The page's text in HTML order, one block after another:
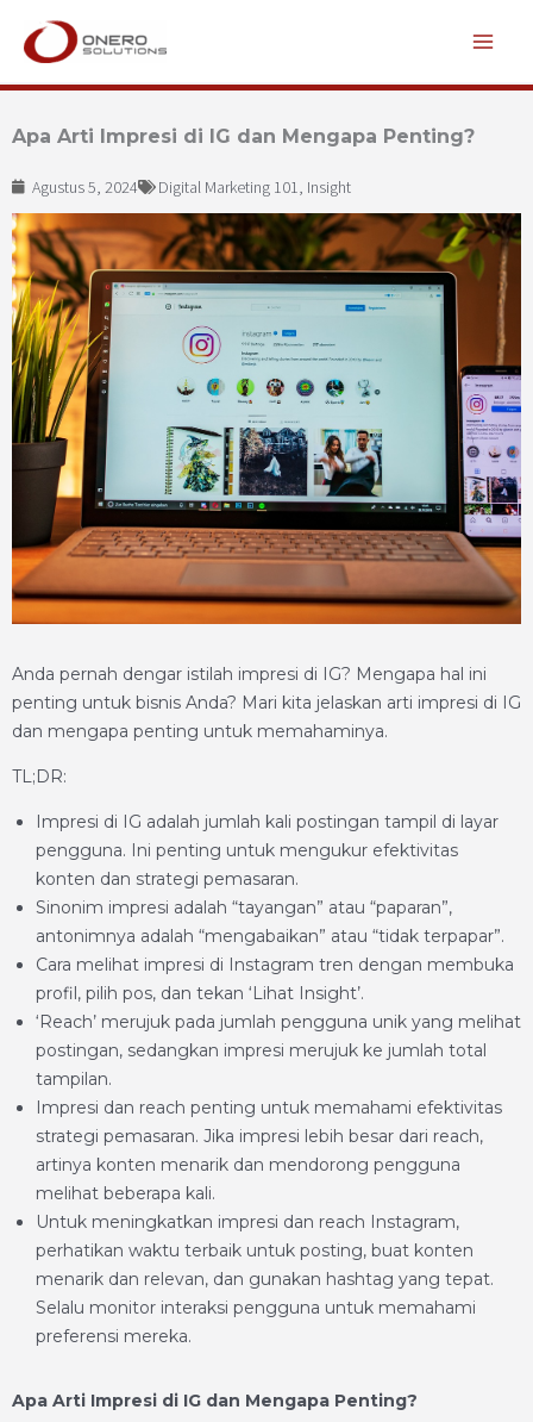
Lewati
Apa Arti Impresi di IG dan Mengapa Penting?
Agustus 5, 2024 Digital Marketing 101, Insight
Anda pernah dengar istilah impresi di IG? Mengapa hal ini
penting untuk bisnis Anda? Mari kita jelaskan arti impresi di IG
dan mengapa penting untuk memahaminya.
TL;DR:
Impresi di IG adalah jumlah kali postingan tampil di layar
pengguna. Ini penting untuk mengukur efektivitas
konten dan strategi pemasaran.
Sinonim impresi adalah “tayangan” atau “paparan”,
antonimnya adalah “mengabaikan” atau “tidak terpapar”.
Cara melihat impresi di Instagram tren dengan membuka
profil, pilih pos, dan tekan ‘Lihat Insight’.
‘Reach’ merujuk pada jumlah pengguna unik yang melihat
postingan, sedangkan impresi merujuk ke jumlah total
tampilan.
Impresi dan reach penting untuk memahami efektivitas
strategi pemasaran. Jika impresi lebih besar dari reach,
artinya konten menarik dan mendorong pengguna
melihat beberapa kali.
Untuk meningkatkan impresi dan reach Instagram,
perhatikan waktu terbaik untuk posting, buat konten
menarik dan relevan, dan gunakan hashtag yang tepat.
Selalu monitor interaksi pengguna untuk memahami
preferensi mereka.
Apa Arti Impresi di IG dan Mengapa Penting?